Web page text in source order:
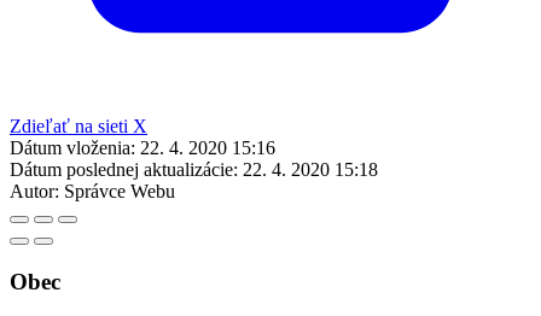
Zdieľať na sieti X
Dátum vloženia: 22. 4. 2020 15:16
Dátum poslednej aktualizácie: 22. 4. 2020 15:18
Autor: Správce Webu
Obec